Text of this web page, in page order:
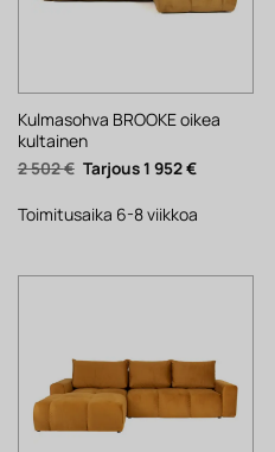
Kulmasohva BROOKE oikea
kultainen
2 502€ Alkuperäinen
hinta
2
502 €.
1 952€Nykyinen
1
Toimitusaika 6-8 viikkoa